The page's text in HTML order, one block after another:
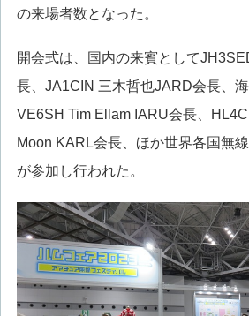
の来場者数となった。
開会式は、国内の来賓として
長、JA1CIN 三木哲也JARD会長、
VE6SH Tim Ellam IARU会長、
Moon KARL会長、ほか世界各国無
が参加し行われた。